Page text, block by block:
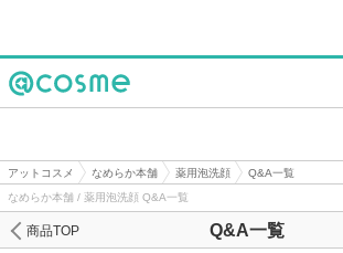
アットコスメ なめらか本舗 薬用泡洗顔
Q&A一覧
なめらか本舗 / 薬用泡洗顔 Q&A一覧
Q&A一覧
商品TOP